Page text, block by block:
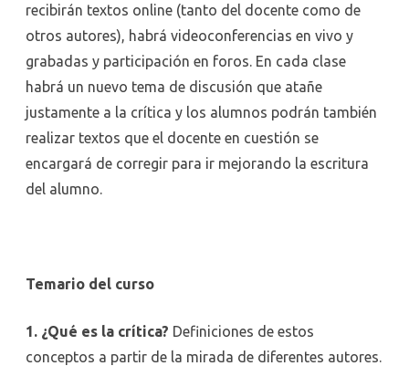
recibirán textos online (tanto del docente como de
otros autores), habrá videoconferencias en vivo y
grabadas y participación en foros. En cada clase
habrá un nuevo tema de discusión que atañe
justamente a la crítica y los alumnos podrán también
realizar textos que el docente en cuestión se
encargará de corregir para ir mejorando la escritura
del alumno.
Temario del curso
1. ¿Qué es la crítica? Definiciones de estos
conceptos a partir de la mirada de diferentes autores.